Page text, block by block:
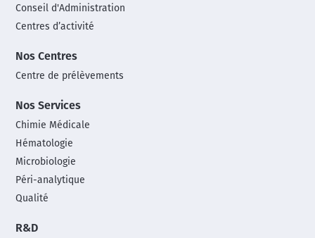
Conseil d'Administration
Centres d’activité
Nos Centres
Centre de prélèvements
Nos Services
Chimie Médicale
Hématologie
Microbiologie
Péri-analytique
Qualité
R&D